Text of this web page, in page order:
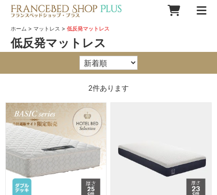
ホーム > マットレス >低反発マットレス
低反発マットレス
2件あります